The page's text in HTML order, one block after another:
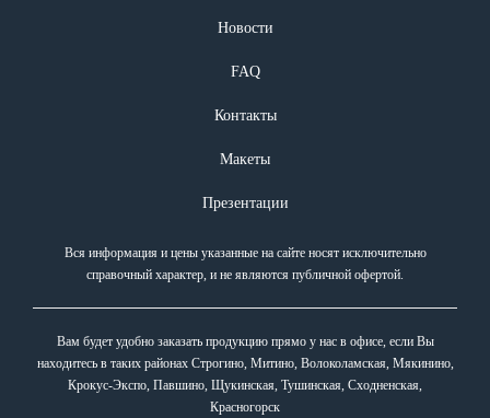
Новости
FAQ
Контакты
Макеты
Презентации
Вся информация и цены указанные на сайте носят исключительно
справочный характер, и не являются публичной офертой.
Вам будет удобно заказать продукцию прямо у нас в офисе, если Вы
находитесь в таких районах Строгино, Митино, Волоколамская, Мякинино,
Крокус-Экспо, Павшино, Щукинская, Тушинская, Сходненская,
Красногорск